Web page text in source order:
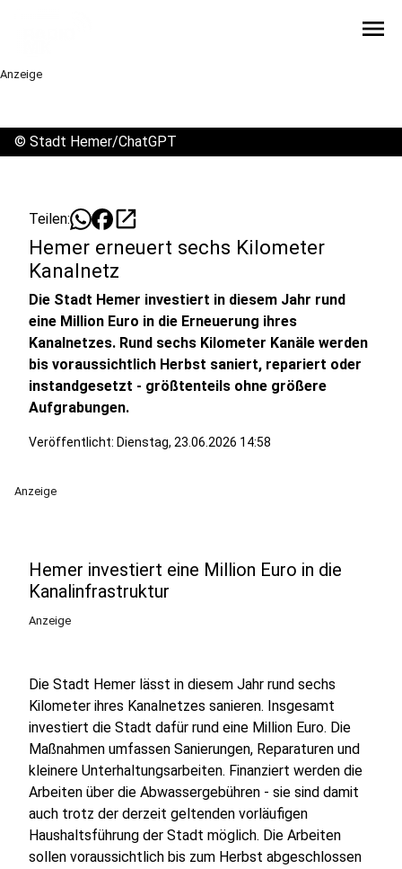
menu
Anzeige
© Stadt Hemer/ChatGPT
Teilen: open_in_new
Hemer erneuert sechs Kilometer
Kanalnetz
Die Stadt Hemer investiert in diesem Jahr rund
eine Million Euro in die Erneuerung ihres
Kanalnetzes. Rund sechs Kilometer Kanäle werden
bis voraussichtlich Herbst saniert, repariert oder
instandgesetzt - größtenteils ohne größere
Aufgrabungen.
Veröffentlicht: Dienstag, 23.06.2026 14:58
Anzeige
Hemer investiert eine Million Euro in die
Kanalinfrastruktur
Anzeige
Die Stadt Hemer lässt in diesem Jahr rund sechs
Kilometer ihres Kanalnetzes sanieren. Insgesamt
investiert die Stadt dafür rund eine Million Euro. Die
Maßnahmen umfassen Sanierungen, Reparaturen und
kleinere Unterhaltungsarbeiten. Finanziert werden die
Arbeiten über die Abwassergebühren - sie sind damit
auch trotz der derzeit geltenden vorläufigen
Haushaltsführung der Stadt möglich. Die Arbeiten
sollen voraussichtlich bis zum Herbst abgeschlossen